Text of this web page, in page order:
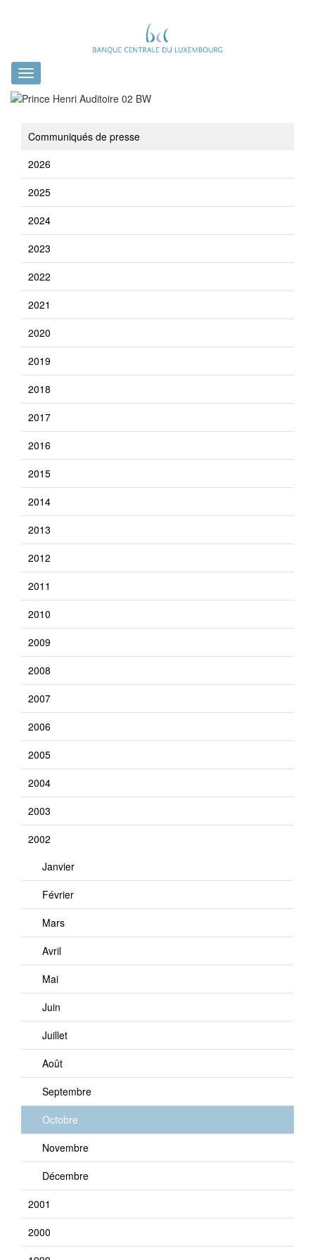
Toggle
navigation
Communiqués de presse
2026
2025
2024
2023
2022
2021
2020
2019
2018
2017
2016
2015
2014
2013
2012
2011
2010
2009
2008
2007
2006
2005
2004
2003
2002
Janvier
Février
Mars
Avril
Mai
Juin
Juillet
Août
Septembre
Octobre
Novembre
Décembre
2001
2000